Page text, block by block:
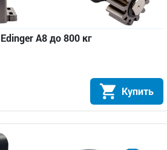
A8 до 800 кг
Купить